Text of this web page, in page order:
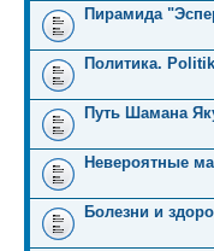
Пирамида
Политика.
Путь Шамана
Невероятные
Болезни и